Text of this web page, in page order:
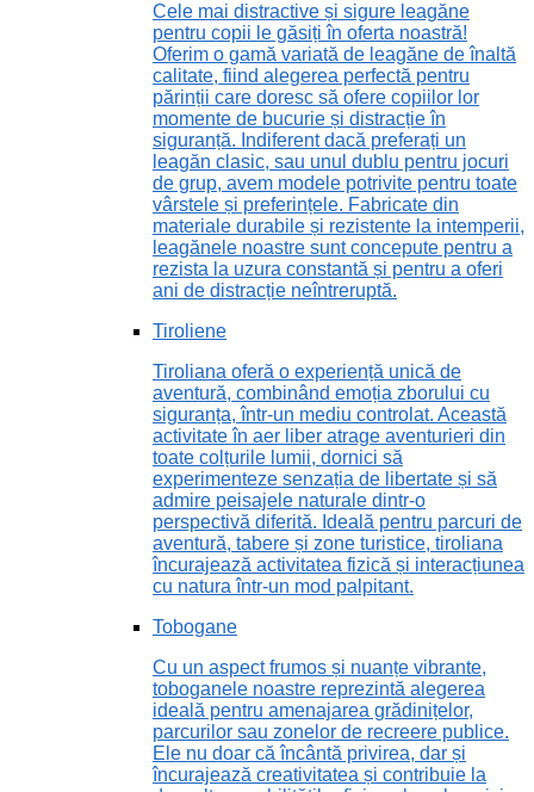
Cele mai distractive și sigure leagăne
pentru copii le găsiți în oferta noastră!
Oferim o gamă variată de leagăne de înaltă
calitate, fiind alegerea perfectă pentru
părinții care doresc să ofere copiilor lor
momente de bucurie și distracție în
siguranță. Indiferent dacă preferați un
leagăn clasic, sau unul dublu pentru jocuri
de grup, avem modele potrivite pentru toate
vârstele și preferințele. Fabricate din
materiale durabile și rezistente la intemperii,
leagănele noastre sunt concepute pentru a
rezista la uzura constantă și pentru a oferi
ani de distracție neîntreruptă.
Tiroliene
Tiroliana oferă o experiență unică de
aventură, combinând emoția zborului cu
siguranța, într-un mediu controlat. Această
activitate în aer liber atrage aventurieri din
toate colțurile lumii, dornici să
experimenteze senzația de libertate și să
admire peisajele naturale dintr-o
perspectivă diferită. Ideală pentru parcuri de
aventură, tabere și zone turistice, tiroliana
încurajează activitatea fizică și interacțiunea
cu natura într-un mod palpitant.
Tobogane
Cu un aspect frumos și nuanțe vibrante,
toboganele noastre reprezintă alegerea
ideală pentru amenajarea grădinițelor,
parcurilor sau zonelor de recreere publice.
Ele nu doar că încântă privirea, dar și
încurajează creativitatea și contribuie la